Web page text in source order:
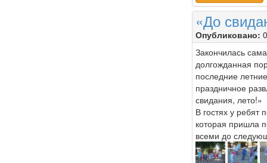
«До
Опубликовано:
Закончилась
долгожданная
последние
праздничное
свидания, лето!»
В гостях у ребят
которая пришла
всеми до